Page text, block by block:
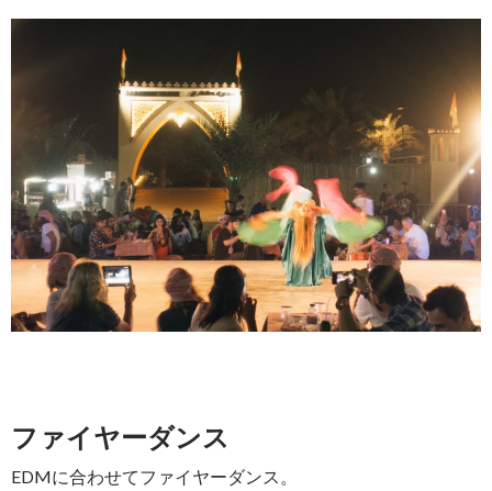
ファイヤーダンス
EDMに合わせてファイヤーダンス。